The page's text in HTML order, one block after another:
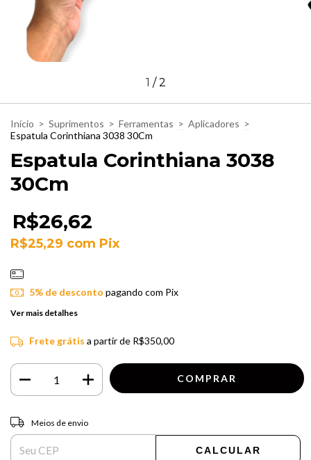
1 /2
Início > Suprimentos > Ferramentas > Aplicadores >
Espatula Corinthiana 3038 30Cm
Espatula Corinthiana 3038
30Cm
R$26,62
R$25,29 com Pix
5% de desconto pagando com Pix
Ver mais detalhes
Frete grátis a partir de R$350,00
Entregas para o CEP:
Meios de envio
CALCULAR